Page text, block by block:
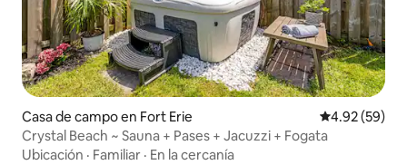
Casa de campo en Fort Erie Calificación
4.92 (59)
Crystal Beach ~ Sauna + Pases + Jacuzzi + Fogata
Ubicación · Familiar · En la cercanía